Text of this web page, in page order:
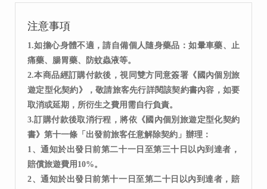
注意事項
1.如擔心身體不適，請自備個人隨身藥品：如暈車藥、止
痛藥、腸胃藥、防蚊蟲液等。
2.本商品經訂購付款後，視同雙方同意簽署《國內個別旅
遊定型化契約》，敬請旅客先行詳閱該契約書內容，如要
取消或延期，所衍生之費用需自行負責。
3.訂購付款後取消行程，將依《國內個別旅遊定型化契約
書》第十一條「出發前旅客任意解除契約」辦理：
1、通知於出發日前第二十一日至第三十日以內到達者，
賠償旅遊費用10%。
2、通知於出發日前第十一日至第二十日以內到達者，賠